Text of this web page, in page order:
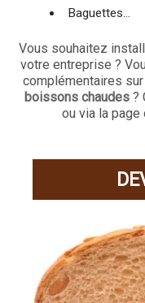
Baguettes...
Vous souhaitez
votre entreprise ?
complémentaires
boissons chaudes ?
ou via la